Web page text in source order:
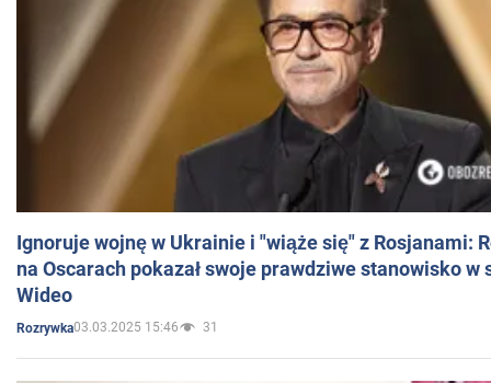
Ignoruje wojnę w Ukrainie i "wiąże się" z Rosjanami:
na Oscarach pokazał swoje prawdziwe stanowisko w
Wideo
Rozrywka03.03.2025 15:46 31